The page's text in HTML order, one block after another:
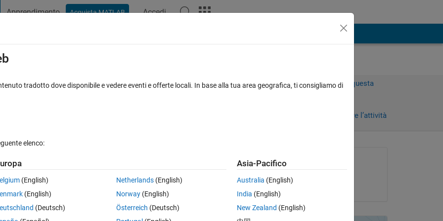
Apprendimento Acquista MATLAB Accedi
how can I solve?
Accedi per rispondere a questa
Accedi per seguire l’attività
0 voti
from input file.
Richiesto:
il 14 Ago 2013
tradotto dove disponibile e vedere eventi e offerte locali. In base alla tua area geografica, ti consigliamo di
elenco:
(English)
(English)
(Deutsch)
Netherlands(English)
Norway(English)
Österreich (Deutsch)
Asia-Pacifico
Australia (English)
India (English)
New Zealand (English)